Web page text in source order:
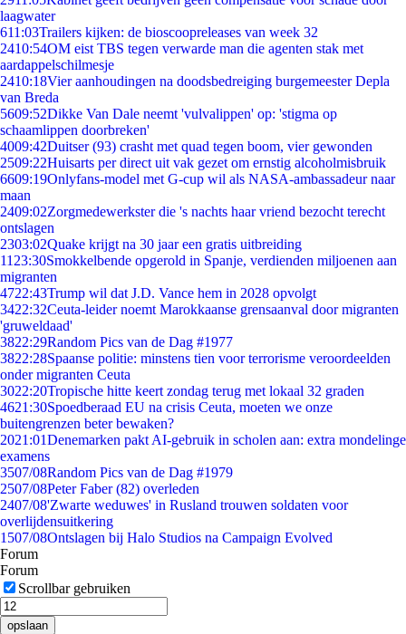
laagwater
611:03Trailers kijken: de bioscoopreleases van week 32
2410:54OM eist TBS tegen verwarde man die agenten stak met
aardappelschilmesje
2410:18Vier aanhoudingen na doodsbedreiging burgemeester Depla
van Breda
5609:52Dikke Van Dale neemt 'vulvalippen' op: 'stigma op
schaamlippen doorbreken'
4009:42Duitser (93) crasht met quad tegen boom, vier gewonden
2509:22Huisarts per direct uit vak gezet om ernstig alcoholmisbruik
6609:19Onlyfans-model met G-cup wil als NASA-ambassadeur naar
maan
2409:02Zorgmedewerkster die 's nachts haar vriend bezocht terecht
ontslagen
2303:02Quake krijgt na 30 jaar een gratis uitbreiding
11 23:30Smokkelbende opgerold in Spanje, verdienden miljoenen aan
migranten
4722:43Trump wil dat J.D. Vance hem in 2028 opvolgt
3422:32Ceuta-leider noemt Marokkaanse grensaanval door migranten
'gruweldaad'
3822:29Random Pics van de Dag #1977
3822:28Spaanse politie: minstens tien voor terrorisme veroordeelden
onder migranten Ceuta
3022:20Tropische hitte keert zondag terug met lokaal 32 graden
4621:30Spoedberaad EU na crisis Ceuta, moeten we onze
buitengrenzen beter bewaken?
2021:01Denemarken pakt AI-gebruik in scholen aan: extra mondelinge
examens
3507/08Random Pics van de Dag #1979
2507/08Peter Faber (82) overleden
2407/08'Zwarte weduwes' in Rusland trouwen soldaten voor
overlijdensuitkering
1507/08Ontslagen bij Halo Studios na Campaign Evolved
Forum
Forum
Scrollbar gebruiken
opslaan